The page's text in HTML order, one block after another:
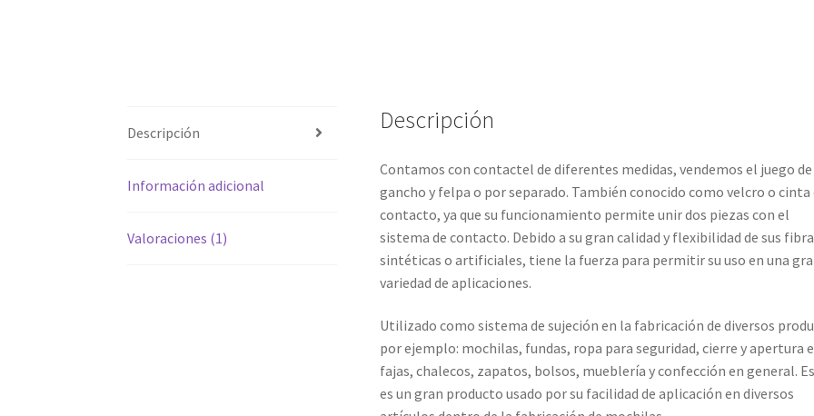
Descripción
Información adicional
Valoraciones (1)
Descripción
Contamos con contactel de diferentes medidas, vendemos el juego de
gancho y felpa o por separado. También conocido como velcro o cinta
contacto, ya que su funcionamiento permite unir dos piezas con el
sistema de contacto. Debido a su gran calidad y flexibilidad de sus
sintéticas o artificiales, tiene la fuerza para permitir su uso en una
variedad de aplicaciones.
Utilizado como sistema de sujeción en la fabricación de diversos
por ejemplo: mochilas, fundas, ropa para seguridad, cierre y apertura
fajas, chalecos, zapatos, bolsos, mueblería y confección en general.
es un gran producto usado por su facilidad de aplicación en diversos